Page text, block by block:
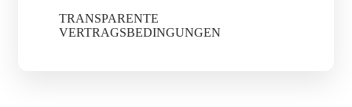
TRANSPARENTE
VERTRAGSBEDINGUNGEN